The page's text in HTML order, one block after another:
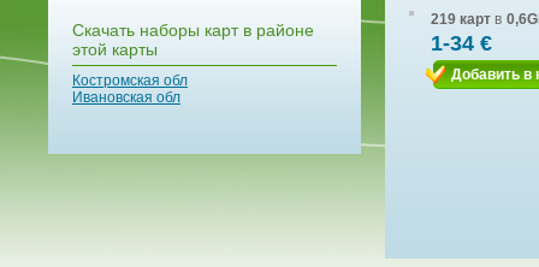
Скачать наборы карт в районе
этой карты
Костромская обл
Ивановская обл
219 карт в
1-34 €
Добавить в